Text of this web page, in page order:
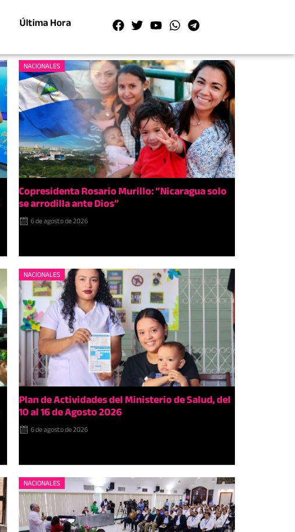
Última Hora
NACIONALES
Copresidenta Rosario Murillo: “Nicaragua solo
se arrodilla ante Dios”
6 de agosto de 2026
NACIONALES
Plan de Actividades del Ministerio de Salud, del
10 al 16 de Agosto 2026
6 de agosto de 2026
NACIONALES